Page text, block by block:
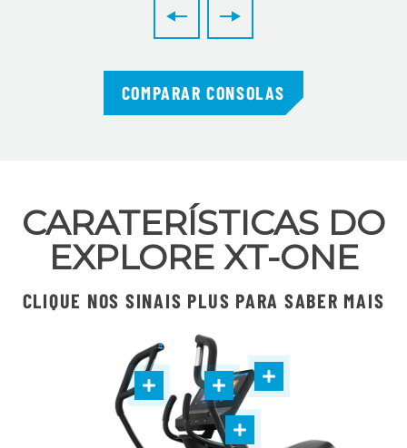
COMPARAR CONSOLAS
CARATERÍSTICAS DO
EXPLORE XT-ONE
CLIQUE NOS SINAIS PLUS PARA SABER MAIS